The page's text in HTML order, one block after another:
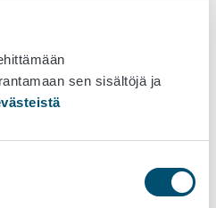
sen sisältöjä ja
tietä
on välttämätöntä hyvälle
edellyttävät nopeaa